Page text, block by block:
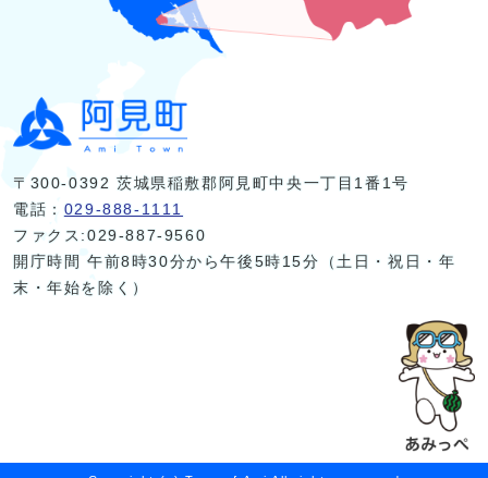
〒300-0392 茨城県稲敷郡阿見町中央一丁目1番1号
電話： 029-888-1111
ファクス:029-887-9560
開庁時間 午前8時30分から午後5時15分（土日・祝日・年
末・年始を除く）